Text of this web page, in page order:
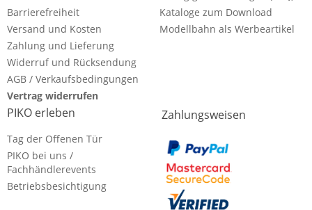
Barrierefreiheit
Versand und Kosten
Zahlung und Lieferung
Widerruf und Rücksendung
AGB / Verkaufsbedingungen
Vertrag widerrufen
Kataloge zum Download
Modellbahn als Werbeartikel
PIKO erleben
Tag der Offenen Tür
PIKO bei uns /
Fachhändlerevents
Betriebsbesichtigung
Zahlungsweisen